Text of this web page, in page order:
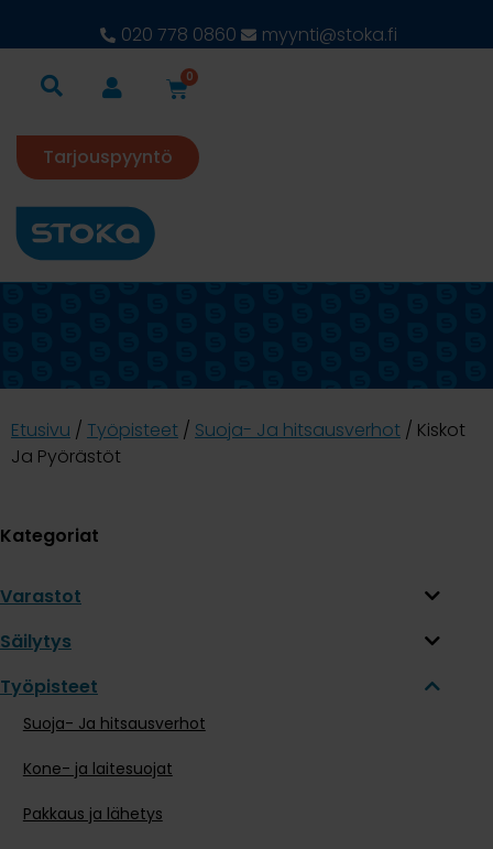
020 778 0860 myynti@stoka.fi
0
Tarjouspyyntö
Etusivu / Työpisteet / Suoja- Ja hitsausverhot / Kiskot
Ja Pyörästöt
Kategoriat
Varastot
Säilytys
Työpisteet
Suoja- Ja hitsausverhot
Kone- ja laitesuojat
Pakkaus ja lähetys